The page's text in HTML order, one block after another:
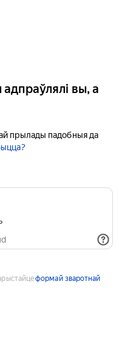
вы, а
прылады падобныя да
формай зваротнай